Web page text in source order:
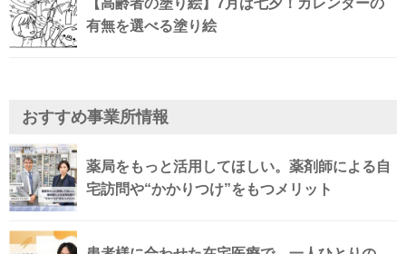
【高齢者の塗り絵】7月は七夕！カレンダーの
有無を選べる塗り絵
おすすめ事業所情報
薬局をもっと活用してほしい。薬剤師による自
宅訪問や“かかりつけ”をもつメリット